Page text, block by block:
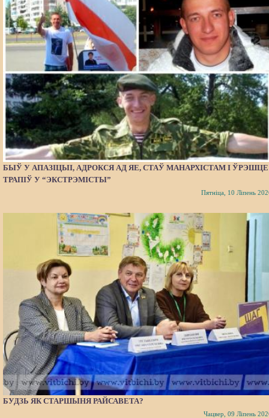
БЫЎ У АПАЗІЦЫІ, АДРОКСЯ АД ЯЕ, СТАЎ МАНАРХІСТАМ І ЎРЭШЦЕ
ТРАПІЎ У “ЭКСТРЭМІСТЫ”
Пятніца, 10 Ліпень
БУДЗЬ ЯК СТАРШЫНЯ РАЙСАВЕТА?
Чацвер, 09 Ліпень